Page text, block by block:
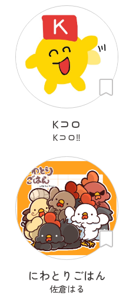
Kコロ
Kコロ‼︎
にわとりごはん
佐倉はる